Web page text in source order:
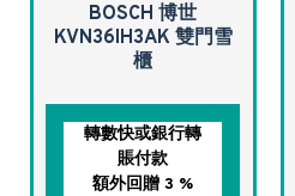
BOSCH 博世
KVN36IH3AK 雙門雪
櫃
轉數快或銀行轉
賬付款
額外回贈 3 %